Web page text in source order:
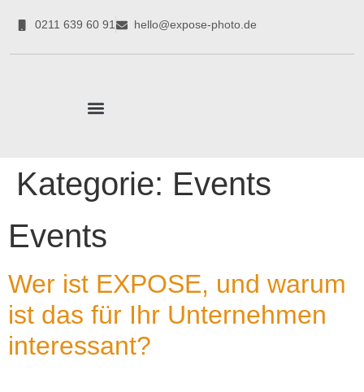
0211 639 60 91 hello@expose-photo.de
Kategorie: Events
Events
Wer ist EXPOSE, und warum
ist das für Ihr Unternehmen
interessant?